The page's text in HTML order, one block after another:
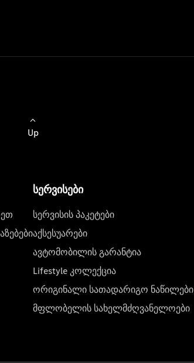
Up
სერვისები
სერვისის პაკეტები
აქსესუარები
ავტომობილის გარანტია
Lifestyle კოლექცია
ორიგინალი სათადარიგო ნაწილები
მფლობელის სახელმძღვანელოები